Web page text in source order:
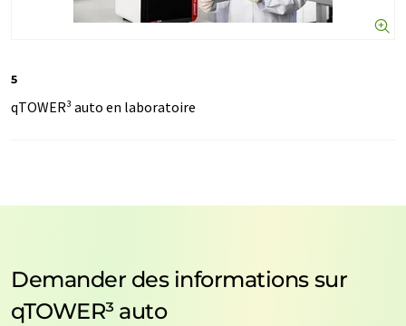
5
qTOWER³ auto en laboratoire
Demander des informations sur
qTOWER³ auto